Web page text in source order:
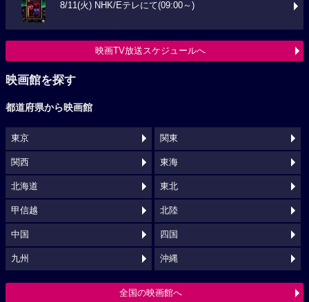
8/11(火) NHK/Eテレにて(09:00～)
映画TV放送スケジュールへ
映画館を探す
都道府県から映画館
東京 関東
関西 東海
北海道 東北
甲信越 北陸
中国 四国
九州 沖縄
全国の映画館へ